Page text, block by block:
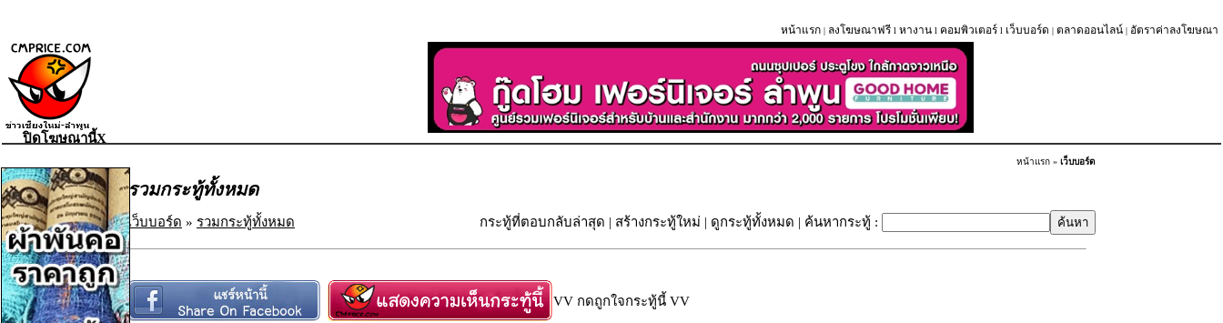
หน้าแรก | ลงโฆษณาฟรี l หางาน l คอมพิวเตอร์ l เว็บบอร์ด | ตลาดออนไลน์ | อัตราค่าลงโฆษณา
หน้าแรก » เว็บบอร์ด
รวมกระทู้ทั้งหมด
เว็บบอร์ด » รวมกระทู้ทั้งหมด กระทู้ที่ตอบกลับล่าสุด | สร้างกระทู้ใหม่ | ดูกระทู้ทั้งหมด | ค้นหากระทู้ :
VV กดถูกใจกระทู้นี้ VV
ปิดโฆษณานี้X